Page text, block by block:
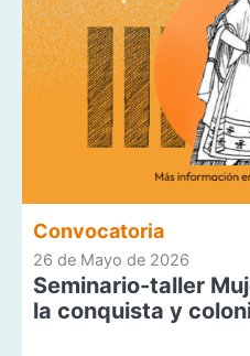
Convocatoria
26 de Mayo de 2026
Seminario-taller
la conquista y